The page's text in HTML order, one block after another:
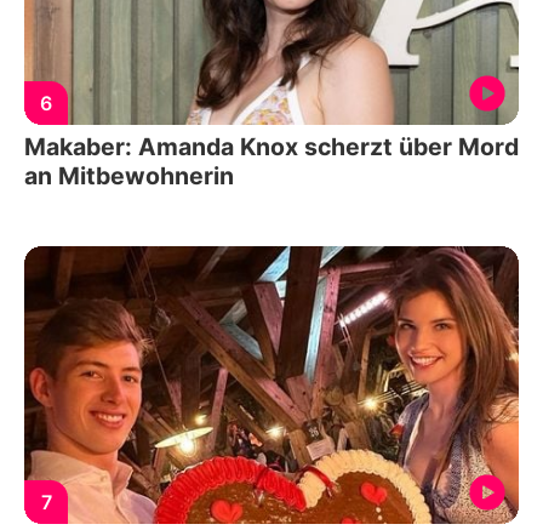
6
Makaber: Amanda Knox scherzt über Mord
an Mitbewohnerin
7